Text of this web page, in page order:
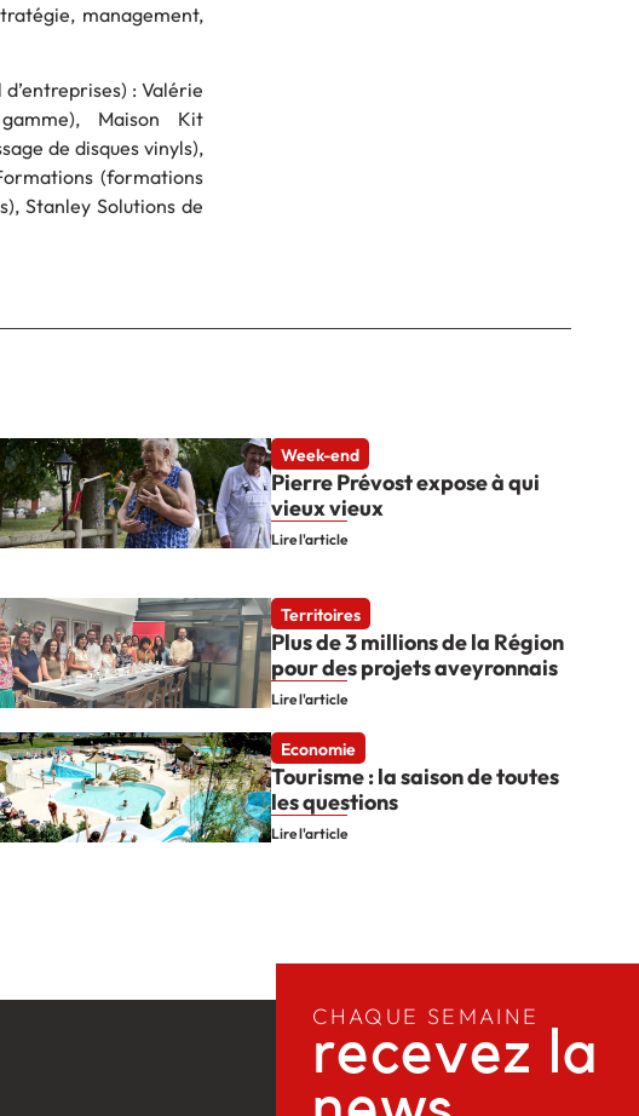
management,
: Valérie
Maison Kit
de disques vinyls),
(formations
Stanley Solutions de
Week-end
Pierre Prévost expose à qui
vieux vieux
Lire l'article
Territoires
Plus de 3 millions de la Région
pour des projets aveyronnais
Lire l'article
Economie
Tourisme : la saison de toutes
les questions
Lire l'article
CHAQUE SEMAINE
recevez la